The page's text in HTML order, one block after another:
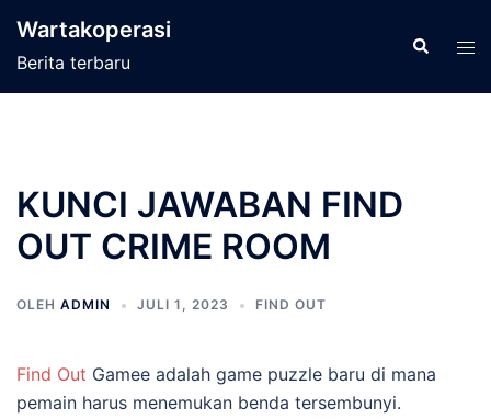
Wartakoperasi
Berita terbaru
Cari
KUNCI JAWABAN FIND
OUT CRIME ROOM
OLEH ADMIN JULI 1, 2023 FIND OUT
Find Out Gamee adalah game puzzle baru di mana
pemain harus menemukan benda tersembunyi.